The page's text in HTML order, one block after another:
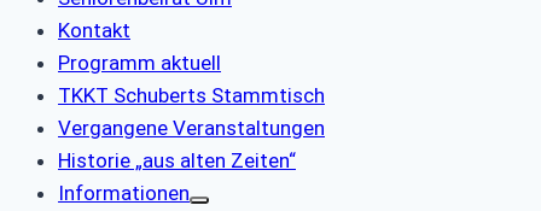
Kontakt
Programm aktuell
TKKT Schuberts Stammtisch
Vergangene Veranstaltungen
Historie „aus alten Zeiten“
Informationen